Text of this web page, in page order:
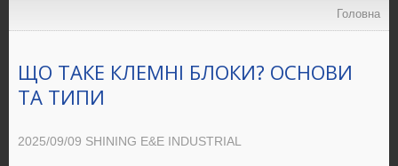
Головна
ЩО ТАКЕ КЛЕМНІ БЛОКИ? ОСНОВИ
ТА ТИПИ
2025/09/09 SHINING E&E INDUSTRIAL